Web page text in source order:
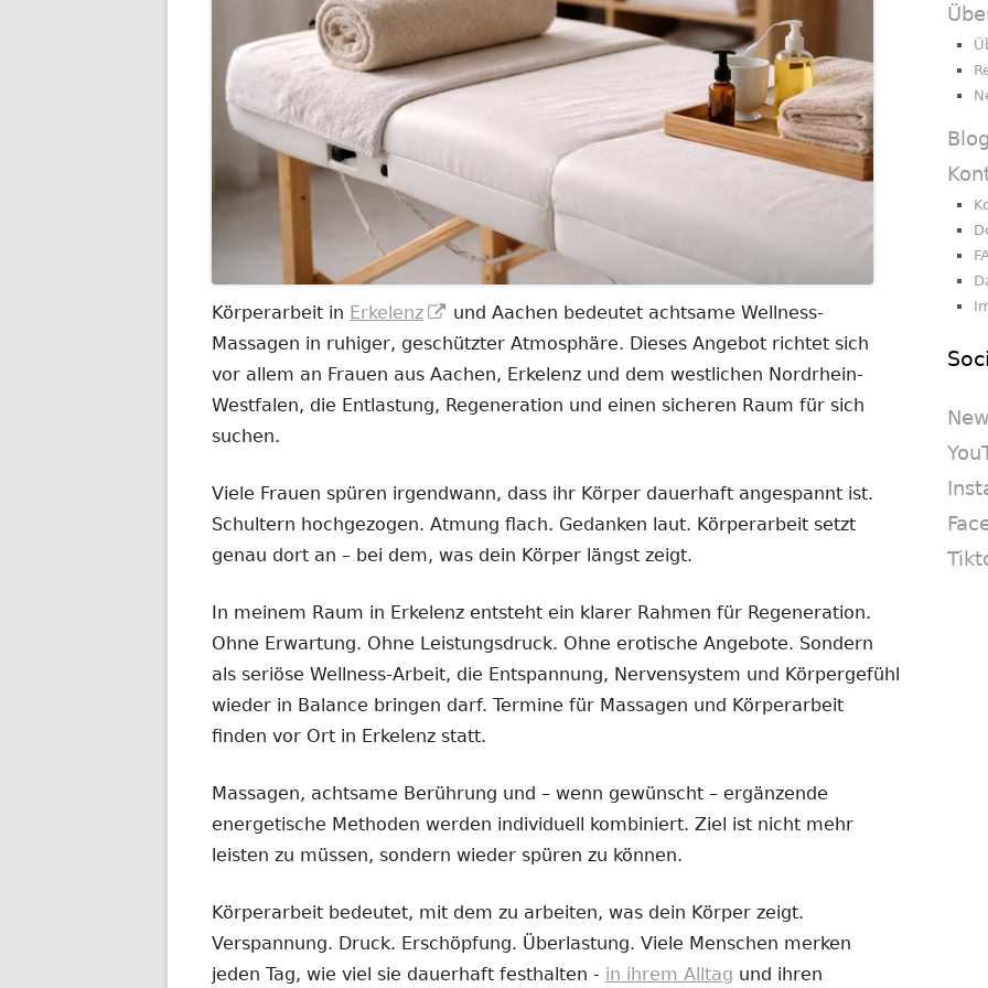
Körperarbeit in Erkelenz
In
neuem
Fenster
öffnen
und Aachen bedeutet achtsame Wellness-
Massagen in ruhiger, geschützter Atmosphäre. Dieses Angebot richtet sich
vor allem an Frauen aus Aachen, Erkelenz und dem westlichen Nordrhein-
Westfalen, die Entlastung, Regeneration und einen sicheren Raum für sich
suchen.
Viele Frauen spüren irgendwann, dass ihr Körper dauerhaft angespannt ist.
Schultern hochgezogen. Atmung flach. Gedanken laut. Körperarbeit setzt
genau dort an – bei dem, was dein Körper längst zeigt.
In meinem Raum in Erkelenz entsteht ein klarer Rahmen für Regeneration.
Ohne Erwartung. Ohne Leistungsdruck. Ohne erotische Angebote. Sondern
als seriöse Wellness-Arbeit, die Entspannung, Nervensystem und Körpergefühl
wieder in Balance bringen darf. Termine für Massagen und Körperarbeit
finden vor Ort in Erkelenz statt.
Massagen, achtsame Berührung und – wenn gewünscht – ergänzende
energetische Methoden werden individuell kombiniert. Ziel ist nicht mehr
leisten zu müssen, sondern wieder spüren zu können.
Körperarbeit bedeutet, mit dem zu arbeiten, was dein Körper zeigt.
Verspannung. Druck. Erschöpfung. Überlastung. Viele Menschen merken
jeden Tag, wie viel sie dauerhaft festhalten - in ihrem Alltag und ihren
Blog